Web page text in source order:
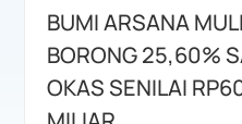
BUMI ARSANA
BORONG 25,60%
OKAS SENILAI